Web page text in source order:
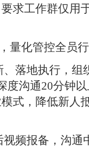
求工作群仅用
量化管控全员
、落地执行，组
度沟通20分钟
式，降低新人
视频报备，沟通